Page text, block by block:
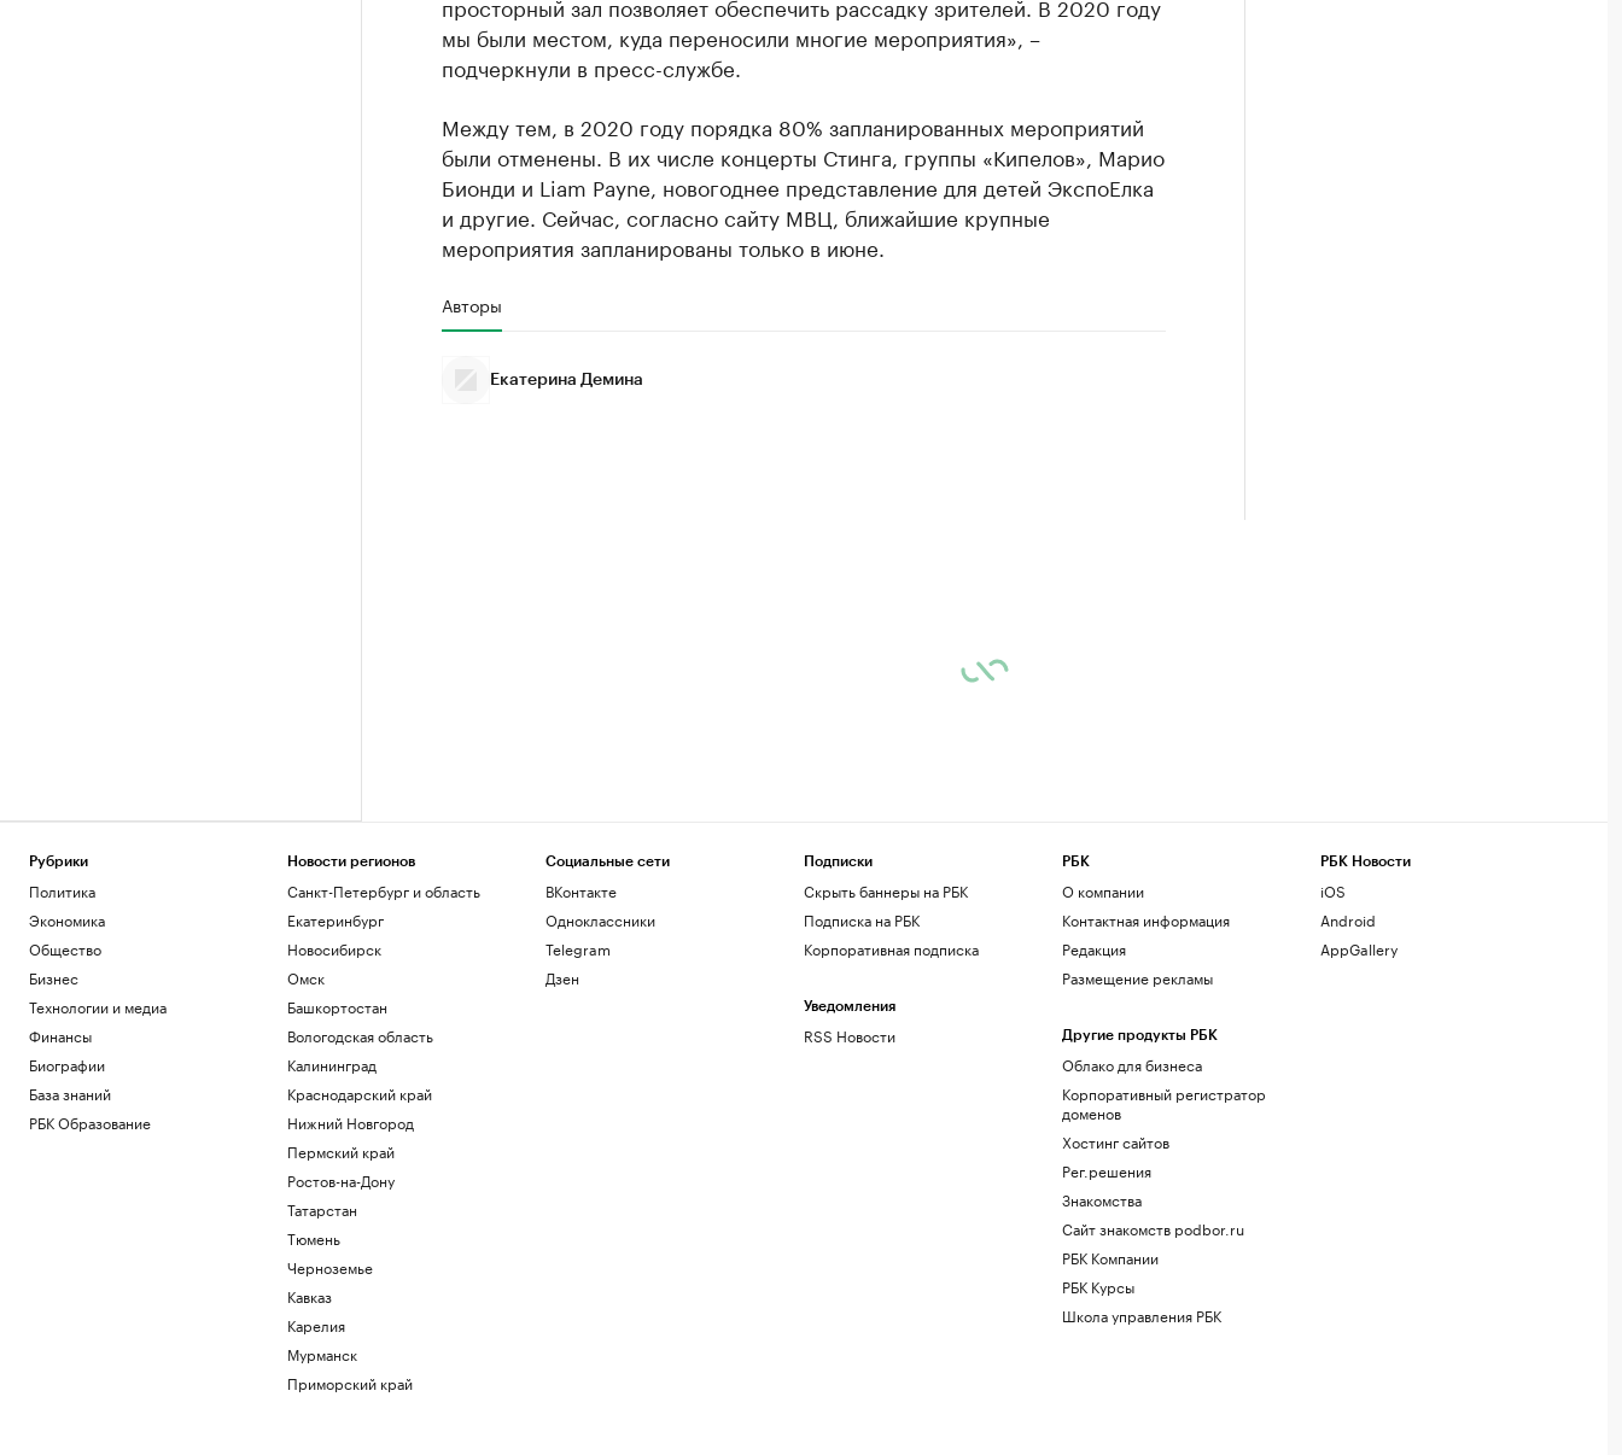
мы были местом, куда переносили многие мероприятия», –
подчеркнули в пресс-службе.
Между тем, в 2020 году порядка 80% запланированных мероприятий
были отменены. В их числе концерты Стинга, группы «Кипелов», Марио
Бионди и Liam Payne, новогоднее представление для детей ЭкспоЕлка
и другие. Сейчас, согласно сайту МВЦ, ближайшие крупные
мероприятия запланированы только в июне.
Авторы
Екатерина Демина
Рубрики
Политика
Экономика
Общество
Бизнес
Технологии и медиа
Финансы
Биографии
База знаний
РБК Образование
Новости регионов
Санкт-Петербург и область
Екатеринбург
Новосибирск
Омск
Башкортостан
Вологодская область
Калининград
Краснодарский край
Нижний Новгород
Пермский край
Ростов-на-Дону
Татарстан
Тюмень
Черноземье
Кавказ
Карелия
Мурманск
Приморский край
Социальные сети
ВКонтакте
Одноклассники
Telegram
Дзен
Подписки
Скрыть баннеры на РБК
Подписка на РБК
Корпоративная подписка
Уведомления
RSS Новости
РБК
О компании
Контактная информация
Редакция
Размещение рекламы
Другие продукты РБК
Облако для бизнеса
Корпоративный регистратор
доменов
Хостинг сайтов
Рег.решения
Знакомства
Сайт знакомств podbor.ru
РБК Компании
РБК Курсы
Школа управления РБК
РБК Новости
iOS
Android
AppGallery